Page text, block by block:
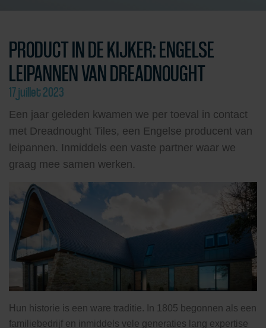
PRODUCT IN DE KIJKER: ENGELSE
LEIPANNEN VAN DREADNOUGHT
17 juillet 2023
Een jaar geleden kwamen we per toeval in contact
met Dreadnought Tiles, een Engelse producent van
leipannen. Inmiddels een vaste partner waar we
graag mee samen werken.
Hun historie is een ware traditie. In 1805 begonnen als een
familiebedrijf en inmiddels vele generaties lang expertise